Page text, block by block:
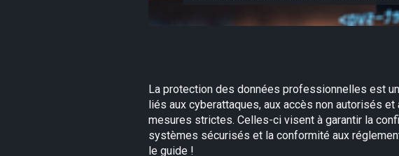
La protection des données professionnelles est
liés aux cyberattaques, aux accès non autorisés
mesures strictes. Celles-ci visent à garantir la
systèmes sécurisés et la conformité aux
le guide !